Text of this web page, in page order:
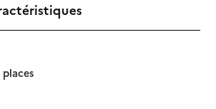
places